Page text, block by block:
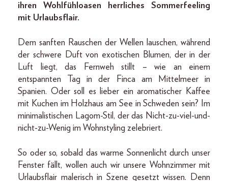
ihren Wohlfühloasen herrliches Sommerfeeling
mit Urlaubsflair.
Dem sanften Rauschen der Wellen lauschen, während
der schwere Duft von exotischen Blumen, der in der
Luft liegt, das Fernweh stillt – wie an einem
entspannten Tag in der Finca am Mittelmeer in
Spanien. Oder soll es lieber ein aromatischer Kaffee
mit Kuchen im Holzhaus am See in Schweden sein? Im
minimalistischen Lagom-Stil, der das Nicht-zu-viel-und-
nicht-zu-Wenig im Wohnstyling zelebriert.
So oder so, sobald das warme Sonnenlicht durch unser
Fenster fällt, wollen auch wir unsere Wohnzimmer mit
Urlaubsflair malerisch in Szene gesetzt wissen. Denn